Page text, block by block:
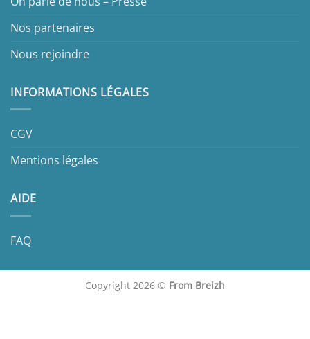
Nos partenaires
Nous rejoindre
INFORMATIONS LÉGALES
CGV
Mentions légales
AIDE
FAQ
Copyright 2026 © From Breizh